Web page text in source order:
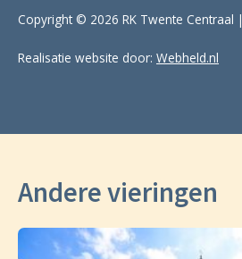
Copyright © 2026 RK Twente Centraal |
Realisatie website door: Webheld.nl
Andere vieringen